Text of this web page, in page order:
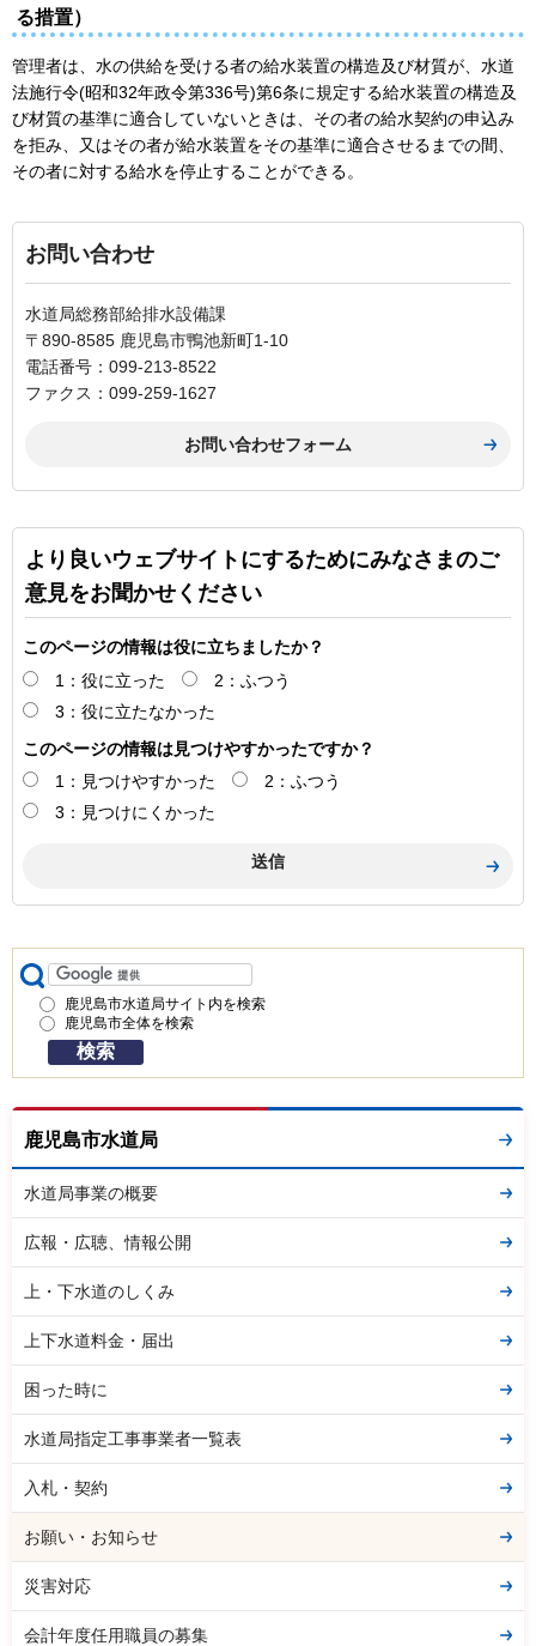
る措置）
管理者は、水の供給を受ける者の給水装置の構造及び材質が、水道
法施行令(昭和32年政令第336号)第6条に規定する給水装置の構造及
び材質の基準に適合していないときは、その者の給水契約の申込み
を拒み、又はその者が給水装置をその基準に適合させるまでの間、
その者に対する給水を停止することができる。
お問い合わせ
水道局総務部給排水設備課
〒890-8585 鹿児島市鴨池新町1-10
電話番号：099-213-8522
ファクス：099-259-1627
より良いウェブサイトにするためにみなさまのご
意見をお聞かせください
このページの情報は役に立ちましたか？
1：役に立った
2：ふつう
3：役に立たなかった
このページの情報は見つけやすかったですか？
1：見つけやすかった
2：ふつう
3：見つけにくかった
鹿児島市水道局サイト内を検索
鹿児島市全体を検索
鹿児島市水道局
水道局事業の概要
広報・広聴、情報公開
上・下水道のしくみ
上下水道料金・届出
困った時に
水道局指定工事事業者一覧表
入札・契約
お願い・お知らせ
災害対応
会計年度任用職員の募集